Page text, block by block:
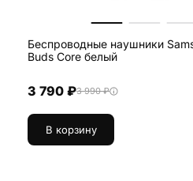
Беспроводные наушники
Buds Core белый
3 790 ₽3 990 ₽
В корзину